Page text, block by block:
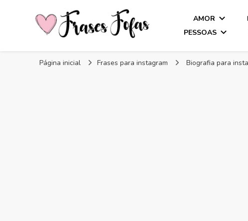
Frases Fofas
AMOR
PESSOAS
Página inicial Frases para instagram Biografia para